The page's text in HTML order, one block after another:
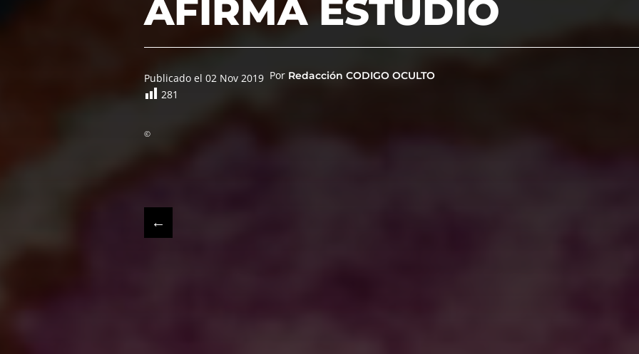
AFIRMA ESTUDIO
Publicado el 02 Nov 2019 Por Redacción CODIGO OCULTO
281
©
←